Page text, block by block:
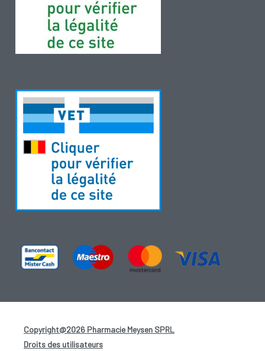
Copyright@2026 Pharmacie Meysen SPRL
Droits des utilisateurs